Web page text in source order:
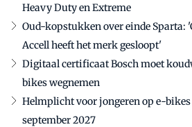
Heavy Duty en Extreme
Oud-kopstukken over einde Sparta:
Accell heeft het merk gesloopt'
Digitaal certificaat Bosch moet
bikes wegnemen
Helmplicht voor jongeren op e-
september 2027